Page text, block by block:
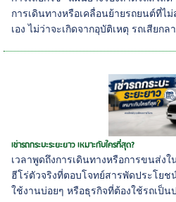
การเดินทางหรือเคลื่อนย้ายรถยนต์ที่ไ
เอง ไม่ว่าจะเกิดจากอุบัติเหตุ รถเสียก
เช่ารถกระบะระยะยาว เหมาะกับใครที่สุด?
เวลาพูดถึงการเดินทางหรือการขนส่ง
ฮีโร่ตัวจริงที่ตอบโจทย์สารพัดประโย
ใช้งานบ่อยๆ หรือธุรกิจที่ต้องใช้รถเป็น